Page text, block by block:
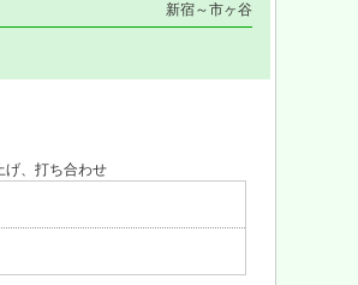
新宿～市ヶ谷
げ、打ち合わせ